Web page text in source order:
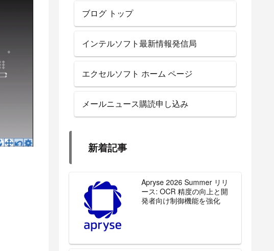
ブログ トップ
インテルソフト最新情報発信局
エクセルソフト ホーム ページ
メールニュース購読申し込み
新着記事
Apryse 2026 Summer リリ
ース: OCR 精度の向上と開
発者向け制御機能を強化